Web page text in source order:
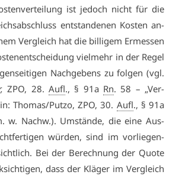
ist je­doch nicht für die
ent­stan­de­nen Kos­ten an­
Ver­gleich hat die bil­li­gem Er­mes­sen
viel­mehr in der Re­gel
Nach­ge­bens zu fol­gen (vgl.
ZPO, 28. Aufl., § 91a Rn. 58 – „Ver­
in: Tho­mas/Putzo, ZPO, 30. Aufl., § 91a
w. Nachw.). Um­stän­de, die ei­ne Aus­
wür­den, sind im vor­lie­gen­
Bei der Be­rech­nung der Quo­te
dass der Klä­ger im Ver­gleich